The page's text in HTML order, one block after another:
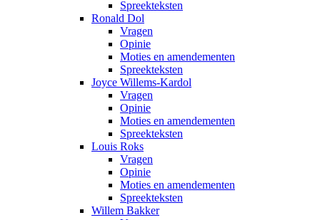
Spreekteksten
Ronald Dol
Vragen
Opinie
Moties en amendementen
Spreekteksten
Joyce Willems-Kardol
Vragen
Opinie
Moties en amendementen
Spreekteksten
Louis Roks
Vragen
Opinie
Moties en amendementen
Spreekteksten
Willem Bakker